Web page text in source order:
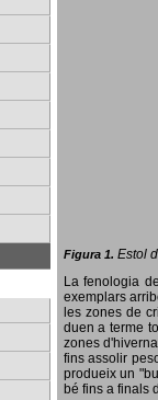
Figura 1. Estol
La fenologia
exemplars
les zones de
duen a terme
zones
fins assolir
produeix un
bé fins a finals